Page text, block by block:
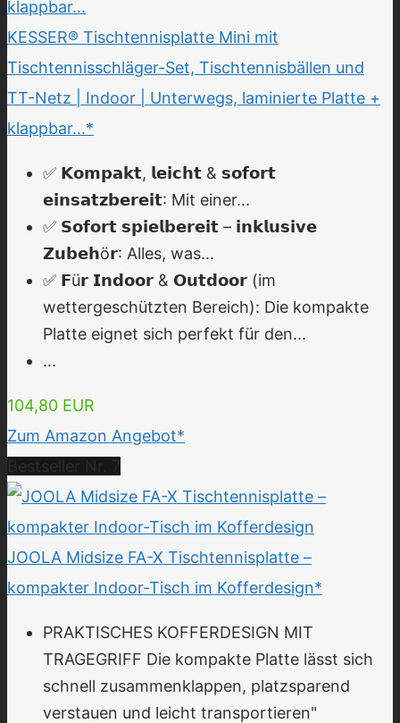
KESSER® Tischtennisplatte Mini mit
Tischtennisschläger-Set, Tischtennisbällen und
TT-Netz | Indoor | Unterwegs, laminierte Platte +
klappbar...*
✅ 𝗞𝗼𝗺𝗽𝗮𝗸𝘁, 𝗹𝗲𝗶𝗰𝗵𝘁 & 𝘀𝗼𝗳𝗼𝗿𝘁
𝗲𝗶𝗻𝘀𝗮𝘁𝘇𝗯𝗲𝗿𝗲𝗶𝘁: Mit einer...
✅ 𝗦𝗼𝗳𝗼𝗿𝘁 𝘀𝗽𝗶𝗲𝗹𝗯𝗲𝗿𝗲𝗶𝘁 – 𝗶𝗻𝗸𝗹𝘂𝘀𝗶𝘃𝗲
𝗭𝘂𝗯𝗲𝗵ö𝗿: Alles, was...
✅ 𝗙ü𝗿 𝗜𝗻𝗱𝗼𝗼𝗿 & 𝗢𝘂𝘁𝗱𝗼𝗼𝗿 (im
wettergeschützten Bereich): Die kompakte
Platte eignet sich perfekt für den...
...
104,80 EUR
Zum Amazon Angebot*
JOOLA Midsize FA-X Tischtennisplatte –
kompakter Indoor-Tisch im Kofferdesign*
PRAKTISCHES KOFFERDESIGN MIT
TRAGEGRIFF Die kompakte Platte lässt sich
schnell zusammenklappen, platzsparend
verstauen und leicht transportieren"